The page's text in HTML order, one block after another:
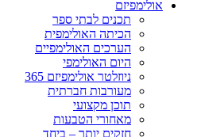
אולימפיזם
תכנים לבתי ספר
הכיתה האולימפית
הערכים האולימפיים
היום האולימפי
ניוזלטר אולימפיזם 365
מעורבות חברתית
תוכן מקצועי
מאחורי הטבעות
חזקים יותר – ביחד